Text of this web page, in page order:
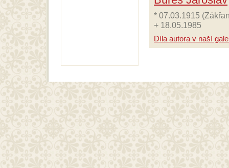
* 07.03.1915
+ 18.05.1985
Díla autora v naší